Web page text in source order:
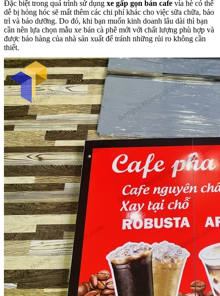
Đặc biệt trong quá trình sử dụng xe gấp gọn bán cafe vỉa hè có thể
dễ bị hỏng hóc sẽ mất thêm các chi phí khác cho việc sữa chữa, bảo
trì và bảo dưỡng. Do đó, khi bạn muốn kinh doanh lâu dài thì bạn
cần nên lựa chọn mẫu xe bán cà phê mới với chất lượng phù hợp và
được bảo hàng của nhà sản xuất để tránh những rủi ro không cần
thiết.